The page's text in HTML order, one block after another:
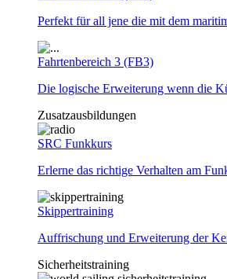
Perfekt für all jene die mit dem
Fahrtenbereich 3 (FB3)
Die logische Erweiterung wenn die
Zusatzausbildungen
SRC Funkkurs
Erlerne das richtige Verhalten am
Skippertraining
Auffrischung und Erweiterung der
Sicherheitstraining